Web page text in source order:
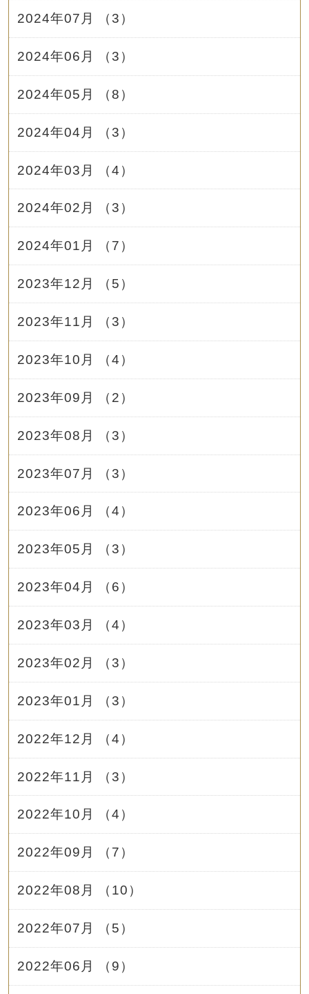
2024年07月 （3）
2024年06月 （3）
2024年05月 （8）
2024年04月 （3）
2024年03月 （4）
2024年02月 （3）
2024年01月 （7）
2023年12月 （5）
2023年11月 （3）
2023年10月 （4）
2023年09月 （2）
2023年08月 （3）
2023年07月 （3）
2023年06月 （4）
2023年05月 （3）
2023年04月 （6）
2023年03月 （4）
2023年02月 （3）
2023年01月 （3）
2022年12月 （4）
2022年11月 （3）
2022年10月 （4）
2022年09月 （7）
2022年08月 （10）
2022年07月 （5）
2022年06月 （9）